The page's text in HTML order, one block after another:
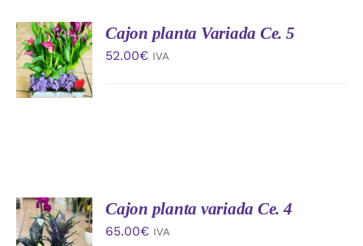
AÑADIR
AL
CARRITO
/
DETALLES
Cajon planta Variada Ce. 5
52.00€ IVA
AÑADIR
AL
CARRITO
Cajon planta variada Ce. 4
65.00€ IVA